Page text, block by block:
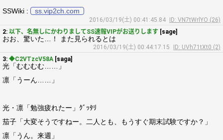
SSWiki : ss.vip2ch.com
2016/03/19(土) 00:41:45.84
ID: VN7tWrlYO (26)
2: 以下、名無しにかわりましてSS速報VIPがお送りします [sage]
おお、驚いた…！ また見られるとは
2016/03/19(土) 00:44:17.15
ID: UVh71tXt0 (2)
3: ◆C2VTzcV58A [saga]
光「むむむむ……」
凛「うーん……」
光・凛「勉強疲れたー」ｸﾞｯﾀﾘ
茄子「大変そうですねー。二人とも、もうすぐ期末試験ですか？」
凛「うん。来週」